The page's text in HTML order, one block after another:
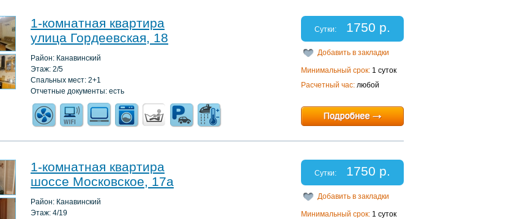
1-комнатная квартира
улица Гордеевская, 18
Район: Канавинский
Этаж: 2/5
Спальных мест: 2+1
Отчетные документы: есть
Сутки: 1750 р.
Добавить в закладки
Минимальный срок: 1 суток
Расчетный час: любой
1-комнатная квартира
шоссе Московское, 17а
Район: Канавинский
Этаж: 4/19
Сутки: 1750 р.
Добавить в закладки
Минимальный срок: 1 суток